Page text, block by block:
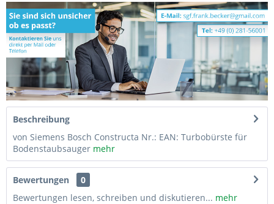
Beschreibung
von Siemens Bosch Constructa Nr.: EAN: Turbobürste für
Bodenstaubsauger mehr
Bewertungen
0
Bewertungen lesen, schreiben und diskutieren... mehr